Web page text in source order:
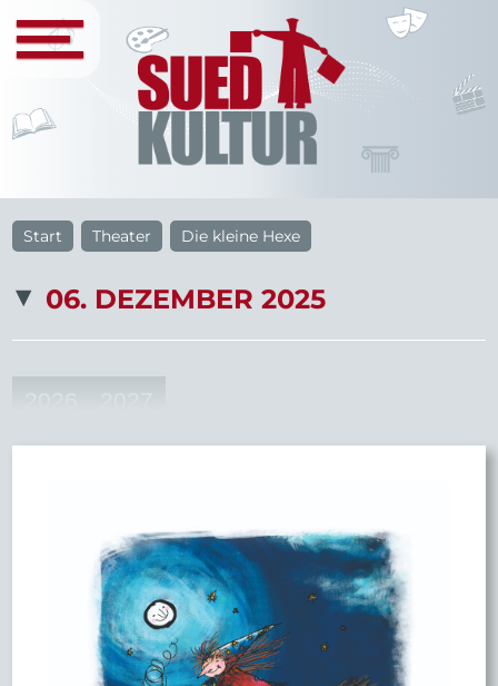
Start Theater Die kleine Hexe
06. DEZEMBER 2025